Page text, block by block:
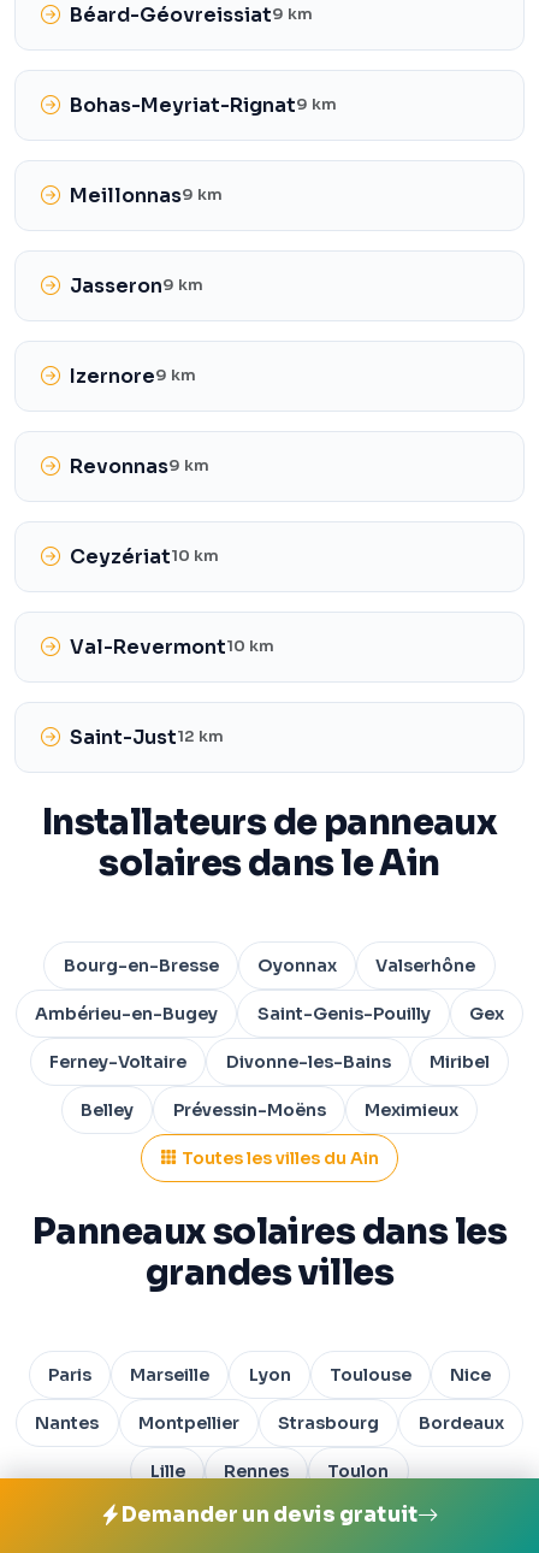
Béard-Géovreissiat9 km
Bohas-Meyriat-Rignat9 km
Meillonnas9 km
Jasseron9 km
Izernore9 km
Revonnas9 km
Ceyzériat10 km
Val-Revermont10 km
Saint-Just12 km
Installateurs de panneaux
solaires dans le Ain
Bourg-en-Bresse Oyonnax Valserhône
Ambérieu-en-Bugey Saint-Genis-Pouilly Gex
Ferney-Voltaire Divonne-les-Bains Miribel
Belley Prévessin-Moëns Meximieux
Toutes les villes du Ain
Panneaux solaires dans les
grandes villes
Paris Marseille Lyon Toulouse Nice
Nantes Montpellier Strasbourg Bordeaux
Lille Rennes Toulon
Demander un devis gratuit